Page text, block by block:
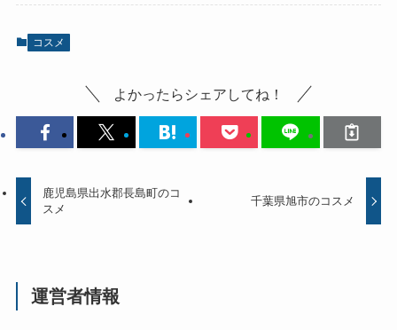
コスメ
よかったらシェアしてね！
鹿児島県出水郡長島町のコ
スメ
千葉県旭市のコスメ
運営者情報